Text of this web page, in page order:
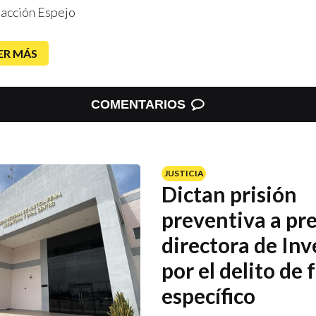
Espejo
MÁS
COMENTARIOS
JUSTICIA
Dictan prisión
preventiva a
directora de
por el delito de
específico